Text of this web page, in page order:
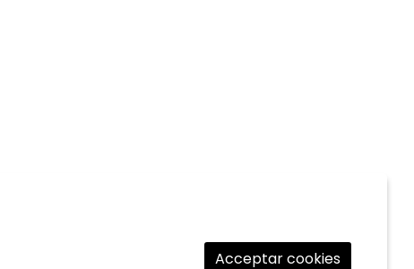
Acceptar cookies